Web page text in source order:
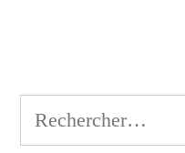
Rechercher :